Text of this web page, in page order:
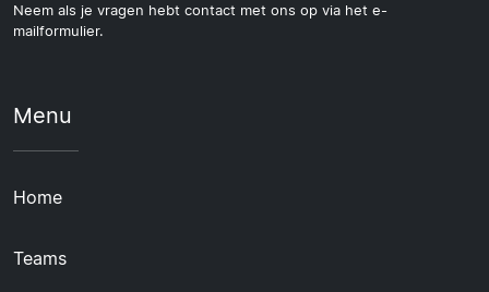
Neem als je vragen hebt contact met ons op via het e-
mailformulier.
Menu
Home
Teams